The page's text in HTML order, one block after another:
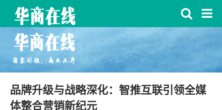
品牌升级与战略深化：智推互联引领全媒
体整合营销新纪元